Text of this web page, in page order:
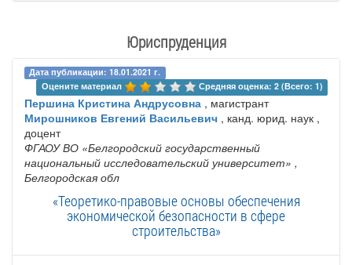
Юриспруденция
Дата публикации: 18.01.2021 г.
Оцените материал
Средняя оценка: 2 (Всего: 1)
Першина Кристина Андрусовна , магистрант
Мирошников Евгений Васильевич , канд. юрид. наук ,
доцент
ФГАОУ ВО «Белгородский государственный
национальный исследовательский университет» ,
Белгородская обл
«Теоретико-правовые основы обеспечения
экономической безопасности в сфере
строительства»